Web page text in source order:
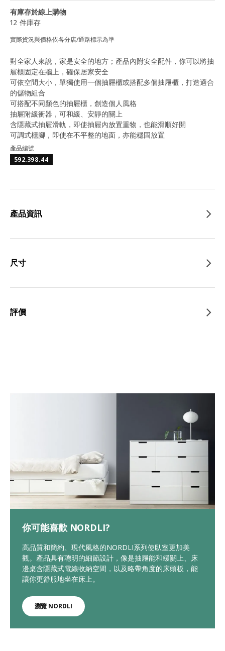
有庫存於線上購物
12 件庫存
實際貨況與價格依各分店/通路標示為準
對全家人來說，家是安全的地方；產品內附安全配件，你可以將抽
屜櫃固定在牆上，確保居家安全
可依空間大小，單獨使用一個抽屜櫃或搭配多個抽屜櫃，打造適合
的儲物組合
可搭配不同顏色的抽屜櫃，創造個人風格
抽屜附緩衝器，可和緩、安靜的關上
含隱藏式抽屜滑軌，即使抽屜內放置重物，也能滑順好開
可調式櫃腳，即使在不平整的地面，亦能穩固放置
產品編號
592.398.44
產品資訊
尺寸
評價
你可能喜歡 NORDLI?
高品質和簡約、現代風格的NORDLI系列使臥室更加美
觀。產品具有聰明的細節設計，像是抽屜能和緩關上、床
邊桌含隱藏式電線收納空間，以及略帶角度的床頭板，能
讓你更舒服地坐在床上。
瀏覽 NORDLI